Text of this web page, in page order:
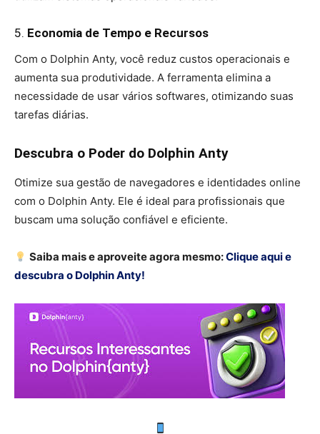
5. Economia de Tempo e Recursos
Com o Dolphin Anty, você reduz custos operacionais e
aumenta sua produtividade. A ferramenta elimina a
necessidade de usar vários softwares, otimizando suas
tarefas diárias.
Descubra o Poder do Dolphin Anty
Otimize sua gestão de navegadores e identidades online
com o Dolphin Anty. Ele é ideal para profissionais que
buscam uma solução confiável e eficiente.
Saiba mais e aproveite agora mesmo:Clique aqui e
descubra o Dolphin Anty!